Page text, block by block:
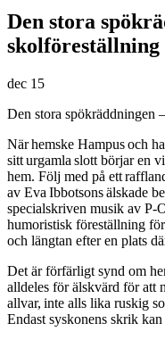
Den stora
skolföreställning
dec 15
Den stora spökräddningen
När hemske Hampus och
sitt urgamla slott börjar en
hem. Följ med på ett
av Eva Ibbotsons älskade
specialskriven musik av P-
humoristisk föreställning
och längtan efter en plats
Det är förfärligt synd om
alldeles för älskvärd för att
allvar, inte alls lika ruskig
Endast syskonens